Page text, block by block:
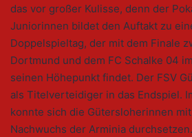
das vor großer Kulisse, denn der
Juniorinnen bildet den Auftakt zu
Doppelspieltag, der mit dem Finale
Dortmund und dem FC Schalke 04
seinen Höhepunkt findet. Der FSV
als Titelverteidiger in das Endspiel.
konnte sich die Gütersloherinnen
Nachwuchs der Arminia